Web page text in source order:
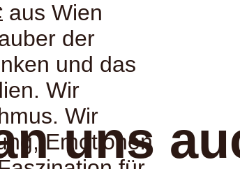
uns
aus Wien
der
und das
Wir
Wir
Emotionen